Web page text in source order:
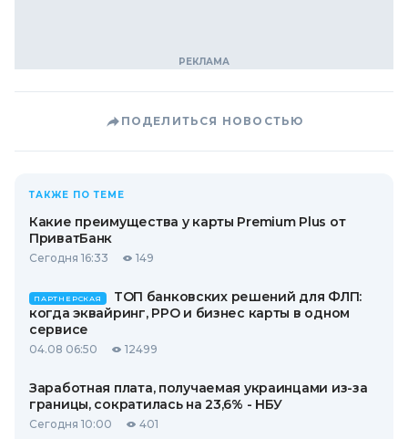
ПОДЕЛИТЬСЯ НОВОСТЬЮ
ТАКЖЕ ПО ТЕМЕ
Какие преимущества у карты Premium Plus от
ПриватБанк
Сегодня 16:33 149
ПАРТНЕРСКАЯ
ТОП банковских решений для ФЛП:
когда эквайринг, РРО и бизнес карты в одном
сервисе
04.08 06:50 12499
Заработная плата, получаемая украинцами из-за
границы, сократилась на 23,6% - НБУ
Сегодня 10:00 401